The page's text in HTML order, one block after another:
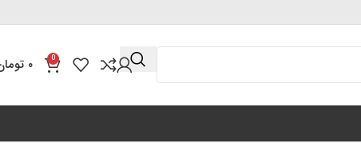
0 ۰